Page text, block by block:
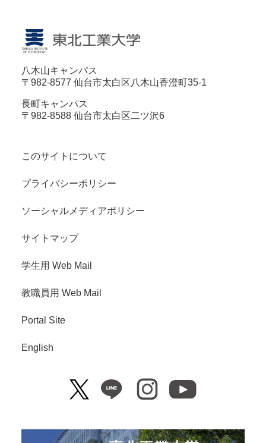
八木山キャンパス
〒982-8577 仙台市太白区八木山香澄町35-1
長町キャンパス
〒982-8588 仙台市太白区二ツ沢6
このサイトについて
プライバシーポリシー
ソーシャルメディアポリシー
サイトマップ
学生用 Web Mail
教職員用 Web Mail
Portal Site
English